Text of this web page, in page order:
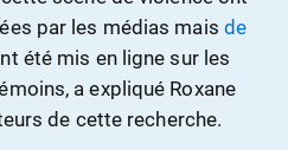
par les médias mais de
été mis en ligne sur les
a expliqué Roxane
de cette recherche.